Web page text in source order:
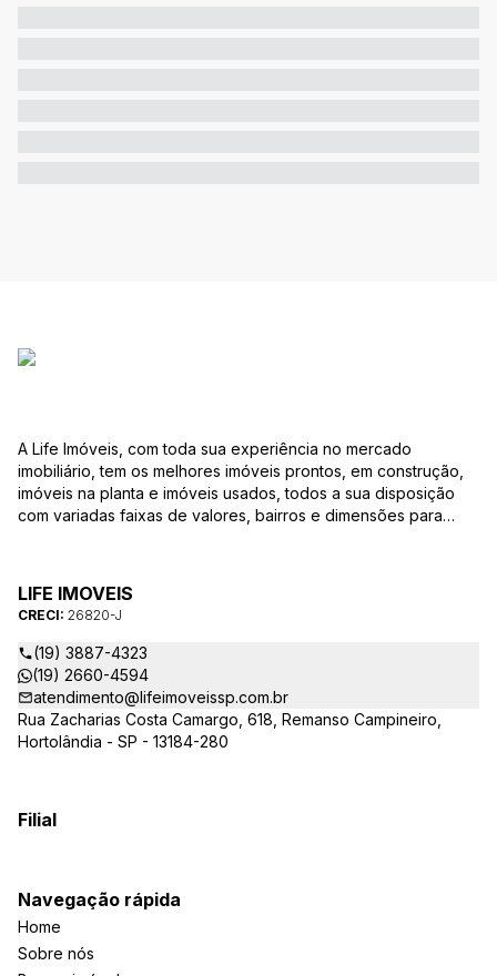
A Life Imóveis, com toda sua experiência no mercado
imobiliário, tem os melhores imóveis prontos, em construção,
imóveis na planta e imóveis usados, todos a sua disposição
com variadas faixas de valores, bairros e dimensões para
as suas dúvidas sobre casas, apartamentos, terrenos, salas
comerciais e outros produtos imobiliários.
LIFE IMOVEIS
CRECI: 26820-J
(19) 3887-4323
(19) 2660-4594
atendimento@lifeimoveissp.com.br
Rua Zacharias Costa Camargo, 618, Remanso Campineiro,
Hortolândia - SP - 13184-280
Filial
Navegação rápida
Home
Sobre nós